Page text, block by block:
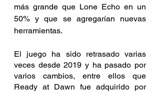
más grande que Lone Echo en un
50% y que se agregarían nuevas
herramientas.
El juego ha sido retrasado varias
veces desde 2019 y ha pasado por
varios cambios, entre ellos que
Ready at Dawn fue adquirido por